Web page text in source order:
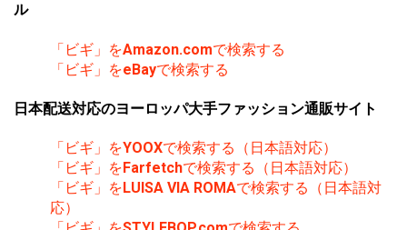
ル
「ビギ」をAmazon.comで検索する
「ビギ」をeBayで検索する
日本配送対応のヨーロッパ大手ファッション通販サイト
「ビギ」をYOOXで検索する（日本語対応）
「ビギ」を Farfetchで検索する（日本語対応）
「ビギ」を LUISA VIA ROMAで検索する（日本語対
応）